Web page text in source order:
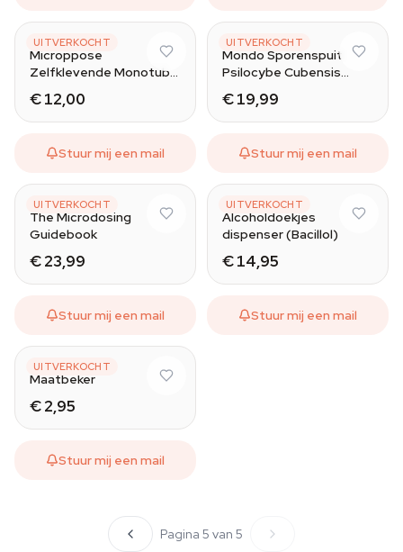
UITVERKOCHT
MICROPPOSE
Microppose
Zelfklevende Monotub-
€ 12,00
Stuur mij een mail
UITVERKOCHT
MONDO
Mondo Sporenspuit
Psilocybe Cubensis
€ 19,99
Stuur mij een mail
UITVERKOCHT
CJ SPOTSWOOD
The Microdosing
Guidebook
€ 23,99
Stuur mij een mail
UITVERKOCHT
BODE
Alcoholdoekjes
dispenser (Bacillol)
€ 14,95
Stuur mij een mail
UITVERKOCHT
UNBRANDED
Maatbeker
€ 2,95
Stuur mij een mail
Pagina 5 van 5